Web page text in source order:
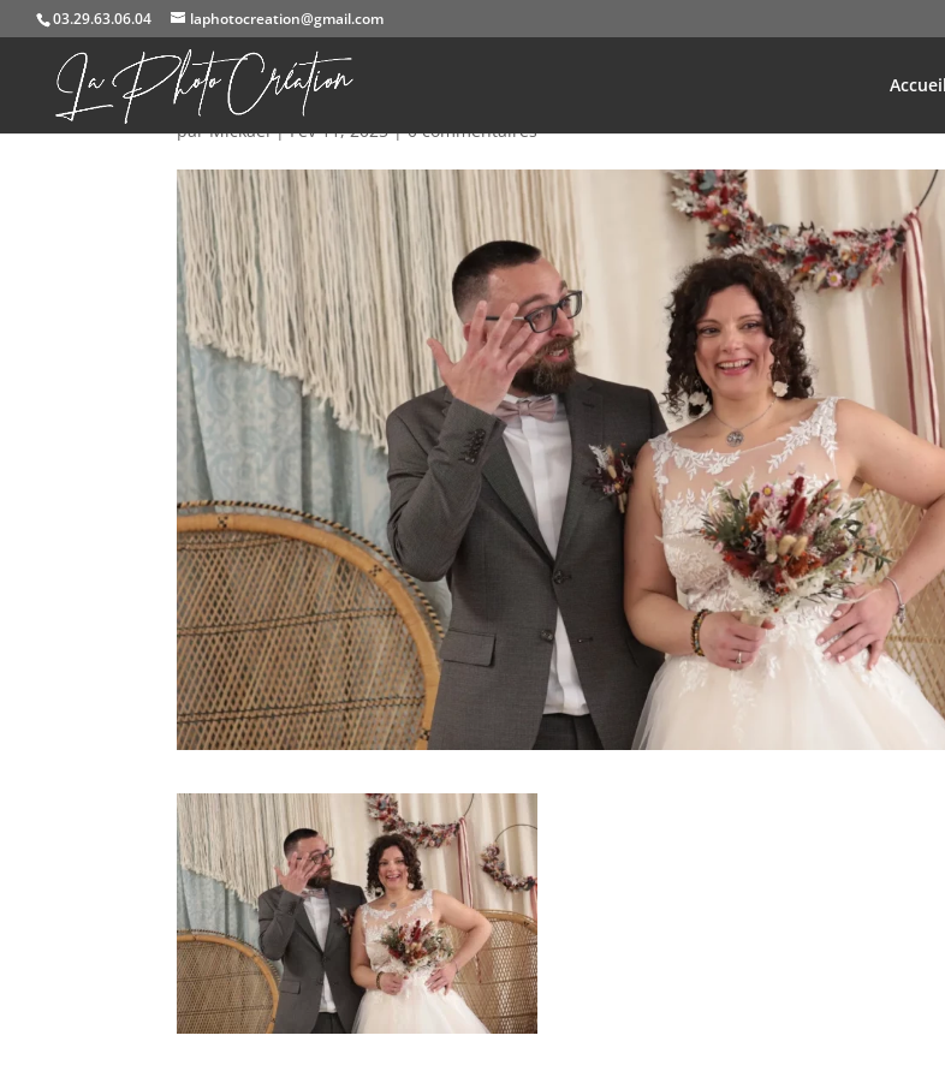
03.29.63.06.04 laphotocreation@gmail.com
Accueil
584A9068
parMickael|Fév 11, 2025|0 commentaires